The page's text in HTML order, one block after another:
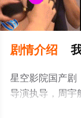
剧情介绍
星空影院国产剧
导演执导，周宇
明星精彩演绎